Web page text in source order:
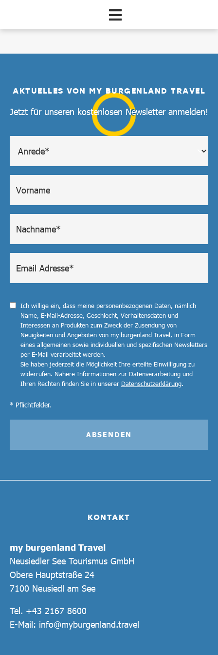
KONTAKT
my burgenland Travel
Neusiedler See Tourismus GmbH
Obere Hauptstraße 24
7100 Neusiedl am See
Tel. +43 2167 8600
E-Mail: info@myburgenland.travel
AKTUELLES VON MY BURGENLAND TRAVEL
Jetzt für unseren kostenlosen Newsletter anmelden!
Ich willige ein, dass meine personenbezogenen Daten, nämlich
Name, E-Mail-Adresse, Geschlecht, Verhaltensdaten und
Interessen an Produkten zum Zweck der Zusendung von
Neuigkeiten und Angeboten von my burgenland Travel, in Form
eines allgemeinen sowie individuellen und spezifischen Newsletters
per E-Mail verarbeitet werden.
Sie haben jederzeit die Möglichkeit Ihre erteilte Einwilligung zu
widerrufen. Nähere Informationen zur Datenverarbeitung und
Ihren Rechten finden Sie in unserer Datenschutzerklärung.
* Pflichtfelder.
ABSENDEN